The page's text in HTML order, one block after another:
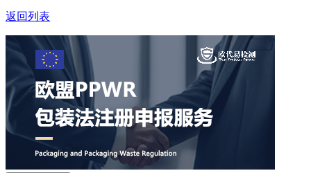
返回列表